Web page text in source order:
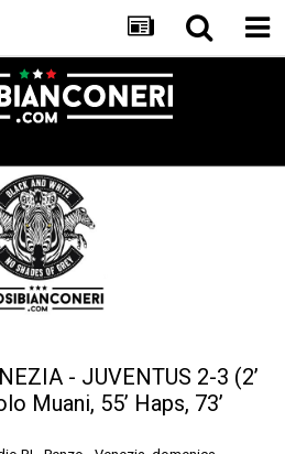
- JUVENTUS 2-3 (2’
Muani, 55’ Haps, 73’